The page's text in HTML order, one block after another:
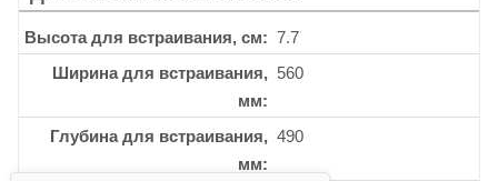
Высота для встраивания, см
7.7
Ширина для встраивания,
мм
560
Глубина для встраивания,
мм
490